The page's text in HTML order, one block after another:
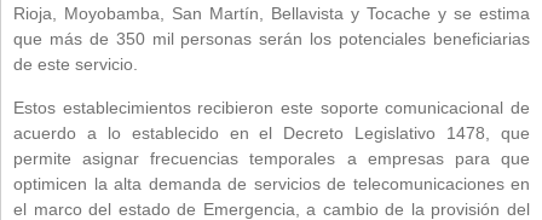
Rioja, Moyobamba, San Martín, Bellavista y Tocache y se estima
que más de 350 mil personas serán los potenciales beneficiarias
de este servicio.
Estos establecimientos recibieron este soporte comunicacional de
acuerdo a lo establecido en el Decreto Legislativo 1478, que
permite asignar frecuencias temporales a empresas para que
optimicen la alta demanda de servicios de telecomunicaciones en
el marco del estado de Emergencia, a cambio de la provisión del